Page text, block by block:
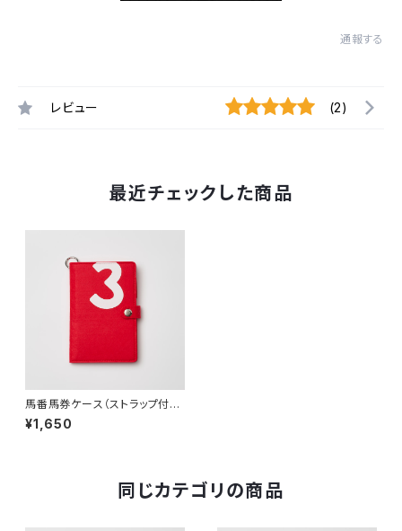
通報する
レビュー (2)
最近チェックした商品
馬番馬券ケース（ストラップ付）３
番
¥1,650
同じカテゴリの商品